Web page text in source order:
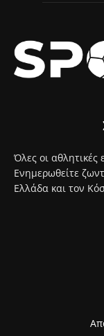
Όλες οι αθλητικές
Ενημερωθείτε
Ελλάδα και τον